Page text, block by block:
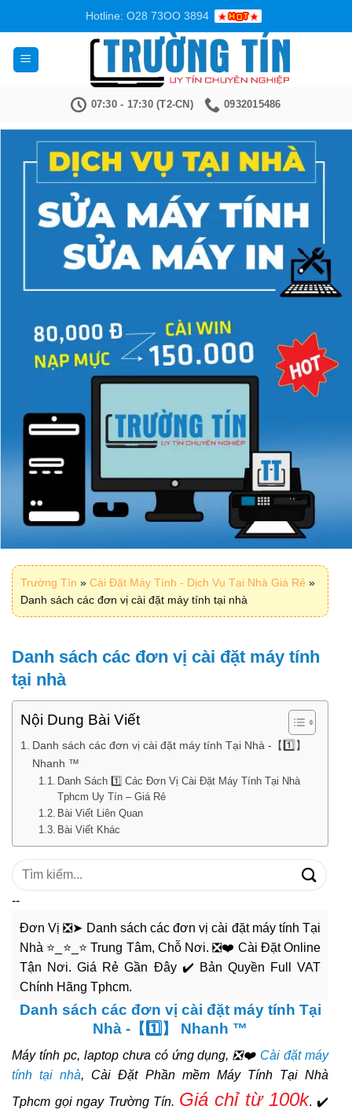
nội
dung
Hotline: O28 73OO 3894
07:30 - 17:30 (T2-CN) 0932015486
Trường Tín » Cài Đặt Máy Tính - Dịch Vụ Tại Nhà Giá Rẻ »
Danh sách các đơn vị cài đặt máy tính tại nhà
Danh sách các đơn vị cài đặt máy tính
tại nhà
Nội Dung Bài Viết
Danh sách các đơn vị cài đặt máy tính Tại Nhà -【1️⃣】
Nhanh ™
Danh Sách 1️⃣ Các Đơn Vị Cài Đặt Máy Tính Tại Nhà
Tphcm Uy Tín – Giá Rẻ
Bài Viết Liên Quan
Bài Viết Khác
Tìm
--
Đơn Vị ❎➤ Danh sách các đơn vị cài đặt máy tính Tại
Nhà ⭐_⭐_⭐ Trung Tâm, Chỗ Nơi. ❎❤️ Cài Đặt Online
Tận Nơi. Giá Rẻ Gần Đây ✔️ Bản Quyền Full VAT
Chính Hãng Tphcm.
Danh sách các đơn vị cài đặt máy tính Tại
Nhà -【1️⃣】 Nhanh ™
Máy tính pc, laptop chưa có ứng dụng, ❎❤️ Cài đặt máy
tính tại nhà, Cài Đặt Phần mềm Máy Tính Tại Nhà
Tphcm gọi ngay Trường Tín. Giá chỉ từ 100k. ✔️